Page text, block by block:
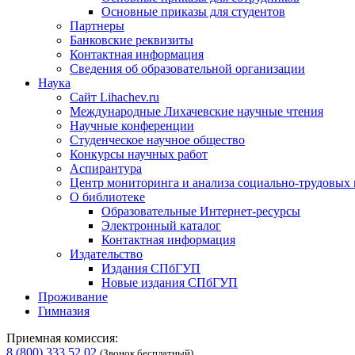
Основные приказы для студентов
Партнеры
Банковские реквизиты
Контактная информация
Сведения об образовательной организации
Наука
Сайт Lihachev.ru
Международные Лихачевские научные чтения
Научные конференции
Студенческое научное общество
Конкурсы научных работ
Аспирантура
Центр мониторинга и анализа социально-трудовых
О библиотеке
Образовательные Интернет-ресурсы
Электронный каталог
Контактная информация
Издательство
Издания СПбГУП
Новые издания СПбГУП
Проживание
Гимназия
Приемная комиссия:
8 (800) 333 52 02